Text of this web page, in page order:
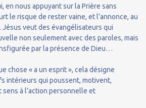
en nous appuyant sur la Prière sans
le risque de rester vaine, et l’annonce, au
Jésus veut des évangélisateurs qui
non seulement avec des paroles, mais
par la présence de Dieu…
chose « a un esprit », cela désigne
intérieurs qui poussent, motivent,
à l’action personnelle et